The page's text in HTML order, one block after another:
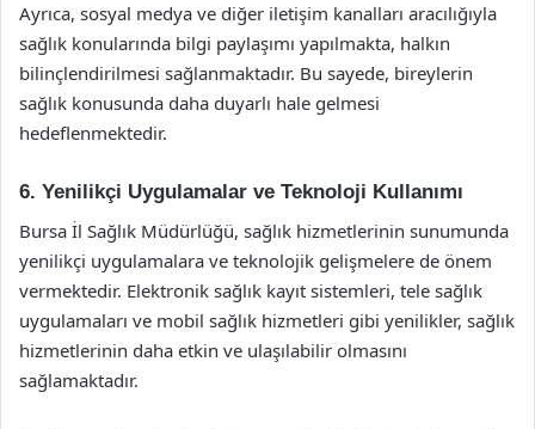
Ayrıca, sosyal medya ve diğer iletişim kanalları aracılığıyla
sağlık konularında bilgi paylaşımı yapılmakta, halkın
bilinçlendirilmesi sağlanmaktadır. Bu sayede, bireylerin
sağlık konusunda daha duyarlı hale gelmesi
hedeflenmektedir.
6. Yenilikçi Uygulamalar ve Teknoloji Kullanımı
Bursa İl Sağlık Müdürlüğü, sağlık hizmetlerinin sunumunda
yenilikçi uygulamalara ve teknolojik gelişmelere de önem
vermektedir. Elektronik sağlık kayıt sistemleri, tele sağlık
uygulamaları ve mobil sağlık hizmetleri gibi yenilikler, sağlık
hizmetlerinin daha etkin ve ulaşılabilir olmasını
sağlamaktadır.